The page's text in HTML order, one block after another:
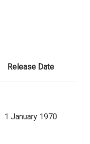
Release Date
1 January 1970